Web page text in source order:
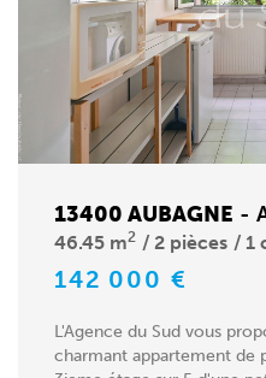
13400 AUBAGNE -
46.45 m2 2 pièces 1
142 000 €
L'Agence du Sud vous
charmant appartement de